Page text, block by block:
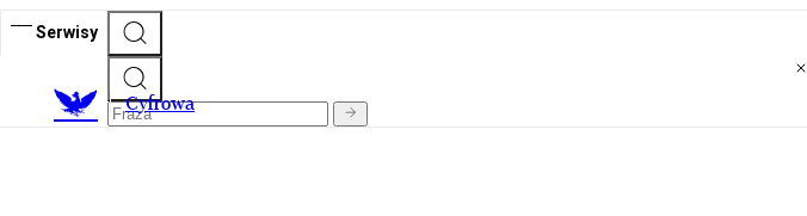
Serwisy
Cyfrowa